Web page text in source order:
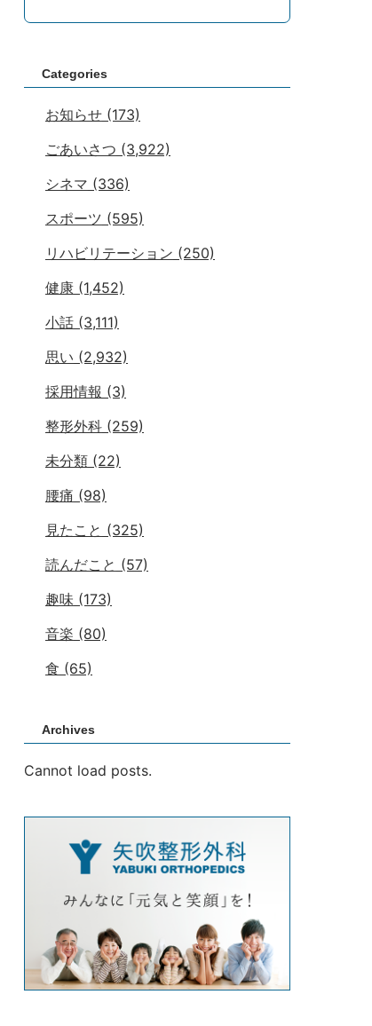
Categories
お知らせ (173)
ごあいさつ (3,922)
シネマ (336)
スポーツ (595)
リハビリテーション (250)
健康 (1,452)
小話 (3,111)
思い (2,932)
採用情報 (3)
整形外科 (259)
未分類 (22)
腰痛 (98)
見たこと (325)
読んだこと (57)
趣味 (173)
音楽 (80)
食 (65)
Archives
Cannot load posts.